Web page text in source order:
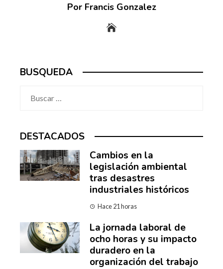
Por Francis Gonzalez
BUSQUEDA
DESTACADOS
Cambios en la
legislación ambiental
tras desastres
industriales históricos
Hace 21 horas
La jornada laboral de
ocho horas y su impacto
duradero en la
organización del trabajo